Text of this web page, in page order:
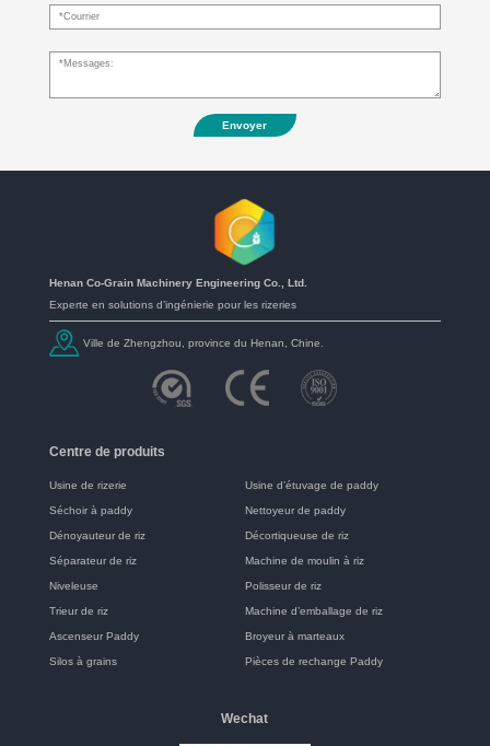
Envoyer
Henan Co-Grain Machinery Engineering Co., Ltd.
Experte en solutions d’ingénierie pour les rizeries
Ville de Zhengzhou, province du Henan, Chine.
Centre de produits
Usine de rizerie Usine d’étuvage de paddy
Séchoir à paddy Nettoyeur de paddy
Dénoyauteur de riz Décortiqueuse de riz
Séparateur de riz Machine de moulin à riz
Niveleuse Polisseur de riz
Trieur de riz Machine d’emballage de riz
Ascenseur Paddy Broyeur à marteaux
Silos à grains Pièces de rechange Paddy
Wechat